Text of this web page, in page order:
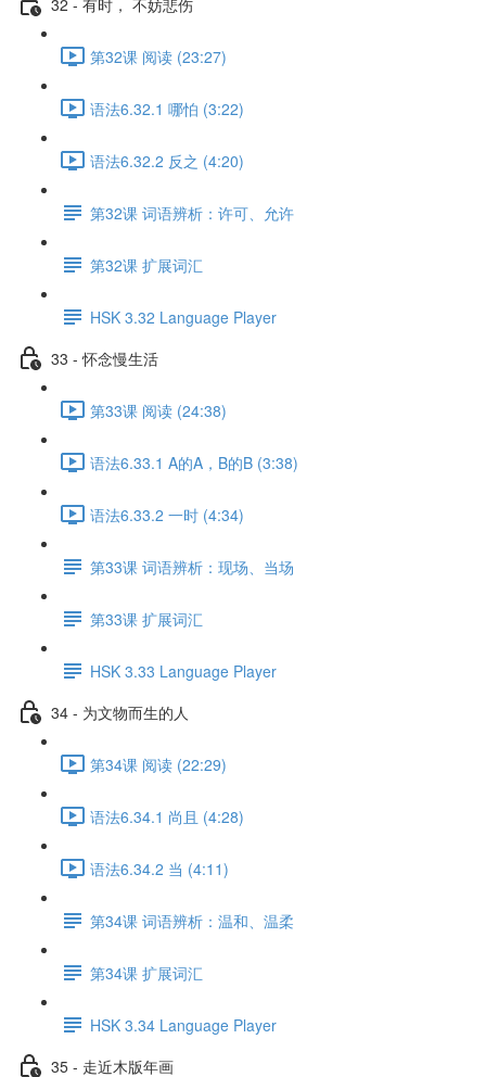
第32课 阅读 (23:27)
语法6.32.1 哪怕 (3:22)
语法6.32.2 反之 (4:20)
第32课 词语辨析：许可、允许
第32课 扩展词汇
HSK 3.32 Language Player
33 - 怀念慢生活
第33课 阅读 (24:38)
语法6.33.1 A的A，B的B (3:38)
语法6.33.2 一时 (4:34)
第33课 词语辨析：现场、当场
第33课 扩展词汇
HSK 3.33 Language Player
34 - 为文物而生的人
第34课 阅读 (22:29)
语法6.34.1 尚且 (4:28)
语法6.34.2 当 (4:11)
第34课 词语辨析：温和、温柔
第34课 扩展词汇
HSK 3.34 Language Player
35 - 走近木版年画